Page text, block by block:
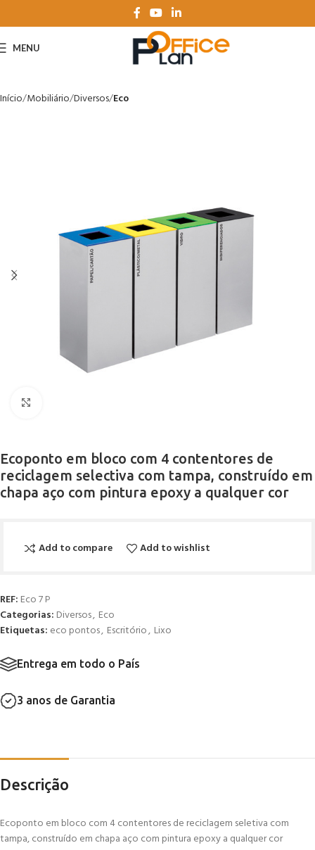
MENU
Início Mobiliário Diversos Eco
Ecoponto em bloco com 4 contentores de
reciclagem selectiva com tampa, construído em
chapa aço com pintura epoxy a qualquer cor
Add to compare Add to wishlist
REF: Eco 7 P
Categorias: Diversos, Eco
Etiquetas: eco pontos, Escritório, Lixo
Entrega em todo o País
3 anos de Garantia
Descrição
Ecoponto em bloco com 4 contentores de reciclagem seletiva com
tampa, construído em chapa aço com pintura epoxy a qualquer cor